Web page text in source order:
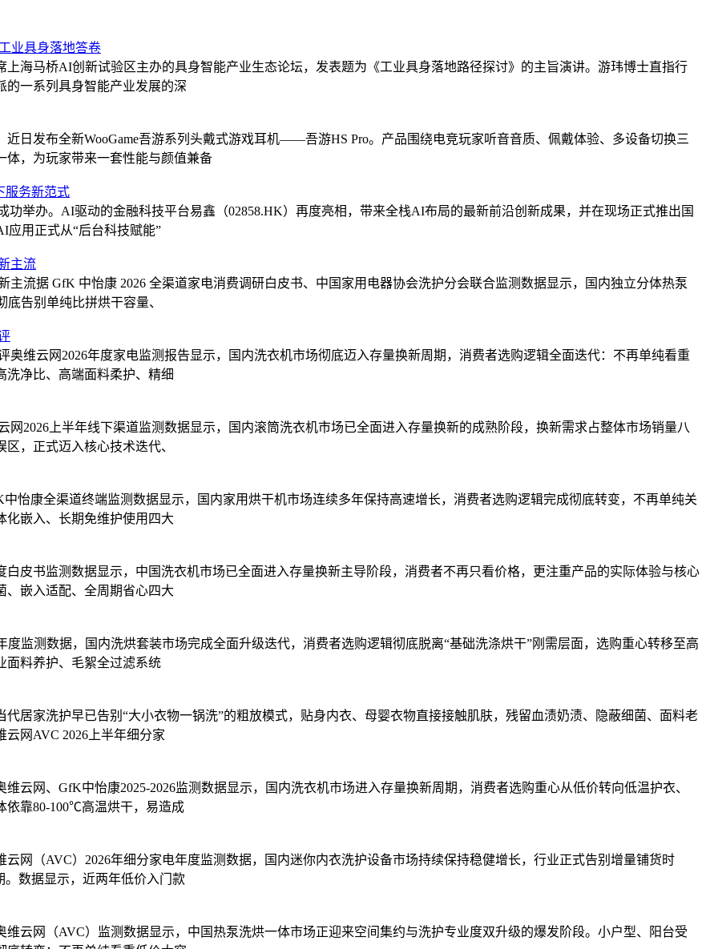
业具身落地答卷
海马桥AI创新试验区主办的具身智能产业生态论坛，发表题为《工业具身落地路径探讨》的主旨演讲。游玮博士直指行
的一系列具身智能产业发展的深
日发布全新WooGame吾游系列头戴式游戏耳机——吾游HS Pro。产品围绕电竞玩家听音音质、佩戴体验、多设备切换三
体，为玩家带来一套性能与颜值兼备
服务新范式
功举办。AI驱动的金融科技平台易鑫（02858.HK）再度亮相，带来全栈AI布局的最新前沿创新成果，并在现场正式推出国
应用正式从“后台科技赋能”
主流
主流据 GfK 中怡康 2026 全渠道家电消费调研白皮书、中国家用电器协会洗护分会联合监测数据显示，国内独立分体热泵
告别单纯比拼烘干容量、
奥维云网2026年度家电监测报告显示，国内洗衣机市场彻底迈入存量换新周期，消费者选购逻辑全面迭代：不再单纯看重
洗净比、高端面料柔护、精细
网2026上半年线下渠道监测数据显示，国内滚筒洗衣机市场已全面进入存量换新的成熟阶段，换新需求占整体市场销量八
，正式迈入核心技术迭代、
怡康全渠道终端监测数据显示，国内家用烘干机市场连续多年保持高速增长，消费者选购逻辑完成彻底转变，不再单纯关
化嵌入、长期免维护使用四大
皮书监测数据显示，中国洗衣机市场已全面进入存量换新主导阶段，消费者不再只看价格，更注重产品的实际体验与核心
、嵌入适配、全周期省心四大
监测数据，国内洗烘套装市场完成全面升级迭代，消费者选购逻辑彻底脱离“基础洗涤烘干”刚需层面，选购重心转移至高
面料养护、毛絮全过滤系统
居家洗护早已告别“大小衣物一锅洗”的粗放模式，贴身内衣、母婴衣物直接接触肌肤，残留血渍奶渍、隐蔽细菌、面料老
网AVC 2026上半年细分家
云网、GfK中怡康2025-2026监测数据显示，国内洗衣机市场进入存量换新周期，消费者选购重心从低价转向低温护衣、
依靠80-100℃高温烘干，易造成
网（AVC）2026年细分家电年度监测数据，国内迷你内衣洗护设备市场持续保持稳健增长，行业正式告别增量铺货时
。数据显示，近两年低价入门款
云网（AVC）监测数据显示，中国热泵洗烘一体市场正迎来空间集约与洗护专业度双升级的爆发阶段。小户型、阳台受